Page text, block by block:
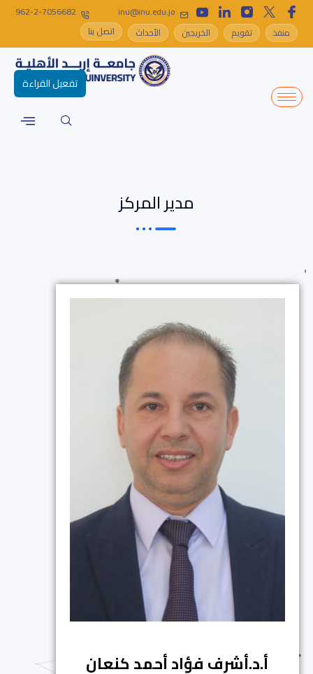
inu@inu.edu.jo
962-2-7056682
منفذ
تقويم الخريجين الأحداث اتصل بنا
مدير المركز
أ.د.أشرف فؤاد أحمد كنعان
تفعيل القراءة